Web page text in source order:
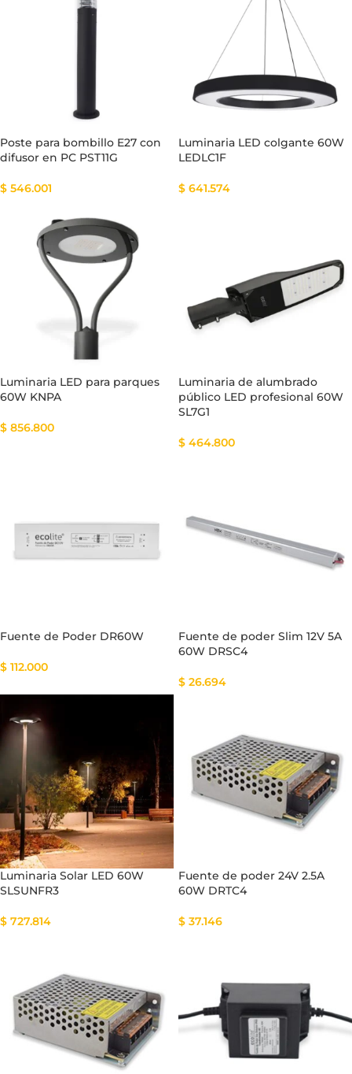
Poste para bombillo E27 con
difusor en PC PST11G
$ 546.001
Luminaria LED colgante 60W
LEDLC1F
$ 641.574
Luminaria LED para parques
60W KNPA
$ 856.800
Luminaria de alumbrado
público LED profesional 60W
SL7G1
$ 464.800
Fuente de Poder DR60W
$ 112.000
Fuente de poder Slim 12V 5A
60W DRSC4
$ 26.694
Luminaria Solar LED 60W
SLSUNFR3
$ 727.814
Fuente de poder 24V 2.5A
60W DRTC4
$ 37.146